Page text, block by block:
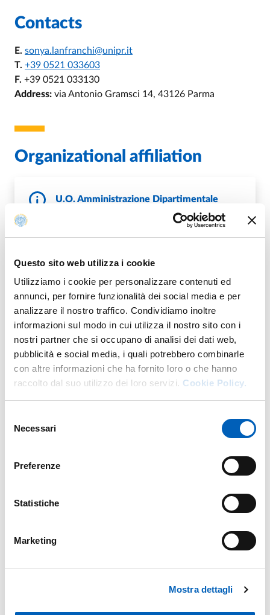
Questo sito web utilizza i cookie
Utilizziamo i cookie per personalizzare contenuti ed
annunci, per fornire funzionalità dei social media e per
analizzare il nostro traffico. Condividiamo inoltre
informazioni sul modo in cui utilizza il nostro sito con i
nostri partner che si occupano di analisi dei dati web,
pubblicità e social media, i quali potrebbero combinarle
con altre informazioni che ha fornito loro o che hanno
raccolto dal suo utilizzo dei loro servizi. Cookie Policy.
delNecessari
Preferenze
Statistiche
Marketing
Mostra dettagli
Contacts
E. sonya.lanfranchi@unipr.it
T. +39 0521 033603
F. +39 0521 033130
Address: via Antonio Gramsci 14, 43126 Parma
Organizational affiliation
U.O. Amministrazione Dipartimentale
Dipartimento di Medicina e Chirurgia
P. protocollo@pec.unipr.it
More facility staff at this address
Personale tecnico amministrativo